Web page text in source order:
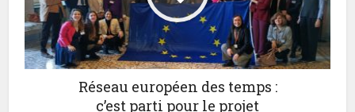
Réseau européen des temps :
c’est parti pour le projet